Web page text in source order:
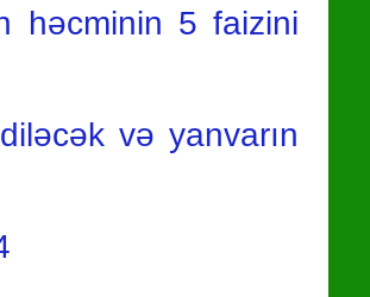
həcminin 5 faizini
və yanvarın